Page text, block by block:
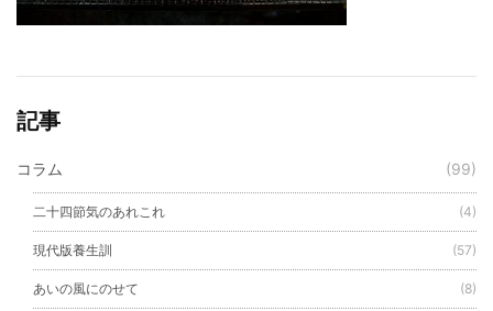
記事
コラム (99)
二十四節気のあれこれ (4)
現代版養生訓 (57)
あいの風にのせて (8)